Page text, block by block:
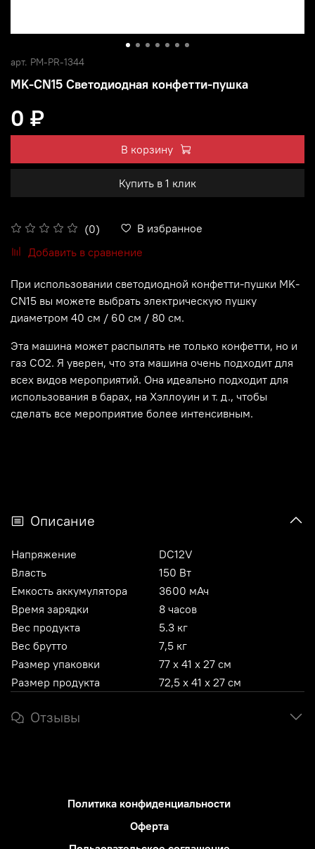
арт. PM-PR-1344
MK-CN15 Светодиодная конфетти-пушка
(0)
В избранное
Добавить в сравнение
0 ₽
В корзину
Купить в 1 клик
При использовании светодиодной конфетти-пушки MK-
CN15 вы можете выбрать электрическую пушку
диаметром 40 см / 60 см / 80 см.
Эта машина может распылять не только конфетти, но и
газ CO2. Я уверен, что эта машина очень подходит для
всех видов мероприятий. Она идеально подходит для
использования в барах, на Хэллоуин и т. д., чтобы
сделать все мероприятие более интенсивным.
Описание
Напряжение
DC12V
Власть
150 Вт
Емкость аккумулятора
3600 мАч
Время зарядки
8 часов
Вес продукта
5.3 кг
Вес брутто
7,5 кг
Размер упаковки
77 х 41 х 27 см
Размер продукта
72,5 х 41 х 27 см
Отзывы
Политика конфиденциальности
Оферта